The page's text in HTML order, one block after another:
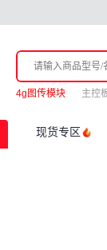
4g图传模块 主控
现货专区